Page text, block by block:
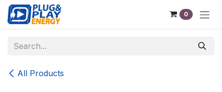
Skip to Content
0
All Products